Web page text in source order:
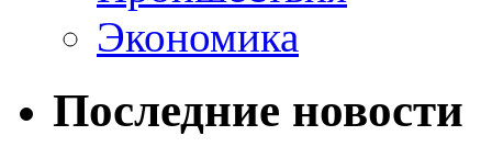
Экономика
Последние новости